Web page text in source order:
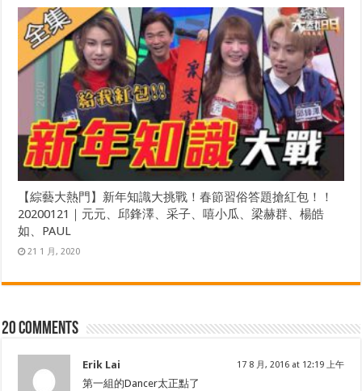
【綜藝大熱門】新年知識大挑戰！春節習俗答題搶紅包！！
20200121｜元元、邱鋒澤、采子、嘻小瓜、梁赫群、楊皓
如、PAUL
21 1 月, 2020
20 comments
Erik Lai 17 8 月, 2016 at 12:19 上午
第一組的Dancer太正點了